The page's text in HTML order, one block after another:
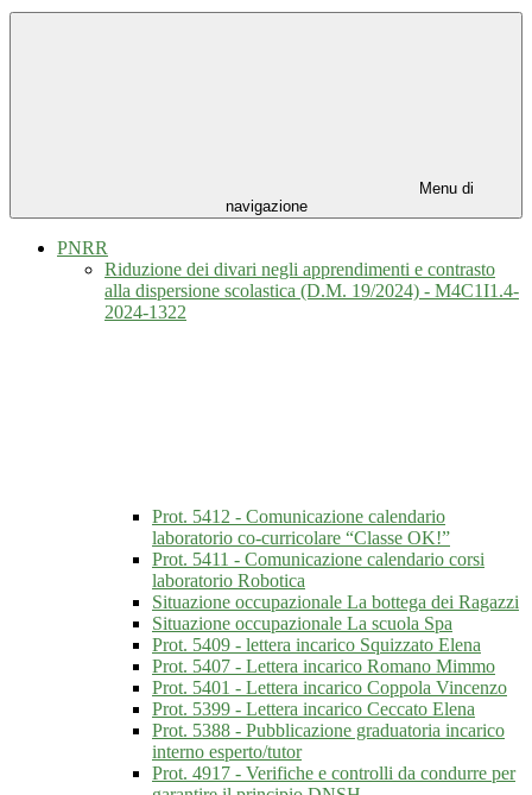
Menu di
navigazione
PNRR
Riduzione dei divari negli apprendimenti e contrasto
alla dispersione scolastica (D.M. 19/2024) - M4C1I1.4-
2024-1322
Prot. 5412 - Comunicazione calendario
laboratorio co-curricolare “Classe OK!”
Prot. 5411 - Comunicazione calendario corsi
laboratorio Robotica
Situazione occupazionale La bottega dei Ragazzi
Situazione occupazionale La scuola Spa
Prot. 5409 - lettera incarico Squizzato Elena
Prot. 5407 - Lettera incarico Romano Mimmo
Prot. 5401 - Lettera incarico Coppola Vincenzo
Prot. 5399 - Lettera incarico Ceccato Elena
Prot. 5388 - Pubblicazione graduatoria incarico
interno esperto/tutor
Prot. 4917 - Verifiche e controlli da condurre per